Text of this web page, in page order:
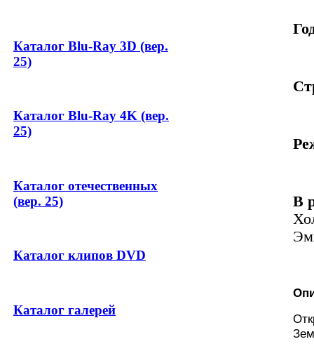
Каталог Blu-Ray 3D (вер.
25)
Каталог Blu-Ray 4K (вер.
25)
Каталог отечественных
(вер. 25)
Каталог клипов DVD
Каталог галерей
В